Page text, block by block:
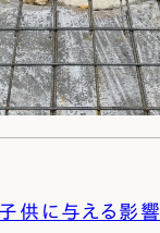
供に与える影響